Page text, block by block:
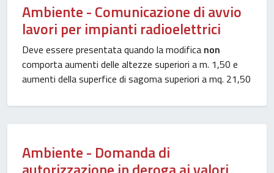
Ambiente - Comunicazione di avvio
lavori per impianti radioelettrici
Deve essere presentata quando la modifica non
comporta aumenti delle altezze superiori a m. 1,50 e
aumenti della superfice di sagoma superiori a mq. 21,50
Ambiente - Domanda di